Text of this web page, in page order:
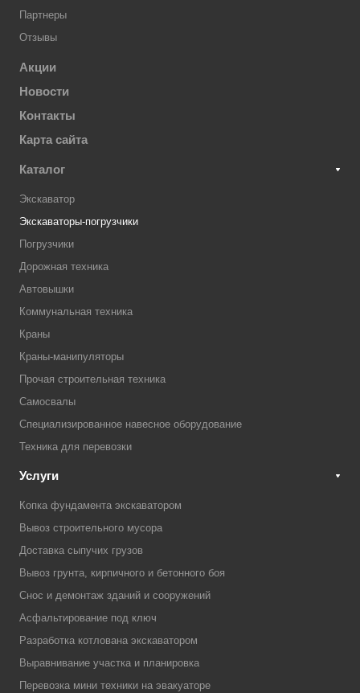
Партнеры
Отзывы
Акции
Новости
Контакты
Карта сайта
Каталог
Экскаватор
Экскаваторы-погрузчики
Погрузчики
Дорожная техника
Автовышки
Коммунальная техника
Краны
Краны-манипуляторы
Прочая строительная техника
Самосвалы
Специализированное навесное оборудование
Техника для перевозки
Услуги
Копка фундамента экскаватором
Вывоз строительного мусора
Доставка сыпучих грузов
Вывоз грунта, кирпичного и бетонного боя
Снос и демонтаж зданий и сооружений
Асфальтирование под ключ
Разработка котлована экскаватором
Выравнивание участка и планировка
Перевозка мини техники на эвакуаторе